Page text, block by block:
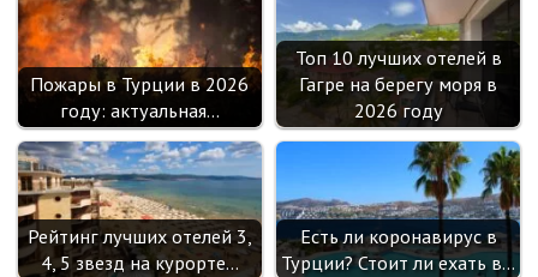
Пожары в Турции в 2026
году: актуальная…
Топ 10 лучших отелей в
Гагре на берегу моря в
2026 году
Рейтинг лучших отелей 3,
4, 5 звезд на курорте…
Есть ли коронавирус в
Турции? Стоит ли ехать в…